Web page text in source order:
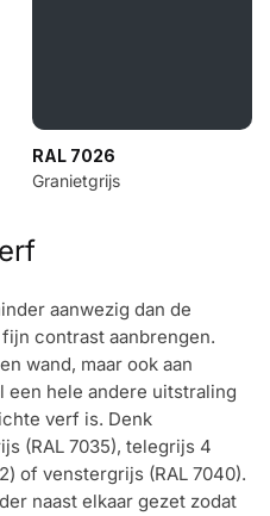
RAL 7026
Granietgrijs
aanwezig dan de
contrast aanbrengen.
wand, maar ook aan
een hele andere uitstraling
verf is. Denk
(RAL 7035), telegrijs 4
of venstergrijs (RAL 7040).
naast elkaar gezet zodat